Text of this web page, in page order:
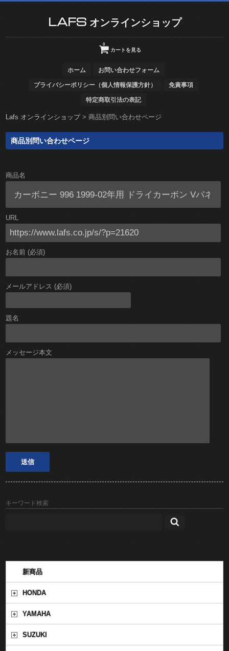
LAFS オンラインショップ
カートを見る
0
ホーム お問い合わせフォーム
プライバシーポリシー（個人情報保護方針） 免責事項
特定商取引法の表記
Lafs オンラインショップ>商品別問い合わせページ
商品別問い合わせページ
商品名
URL
お名前 (必須)
メールアドレス (必須)
題名
メッセージ本文
キーワード検索
新商品
HONDA
YAMAHA
SUZUKI